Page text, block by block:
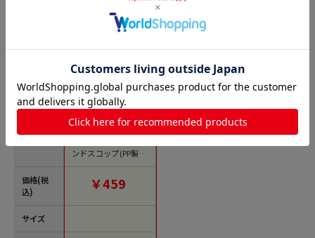
価格(税
込)
サイズ
エスコ EA991X-101 1
ンドスコップ(PP製) 1
個 （ご注文単位1個）
￥459